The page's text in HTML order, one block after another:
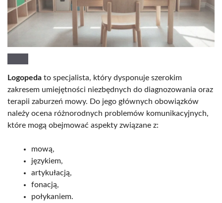
Logopeda to specjalista, który dysponuje szerokim
zakresem umiejętności niezbędnych do diagnozowania oraz
terapii zaburzeń mowy. Do jego głównych obowiązków
należy ocena różnorodnych problemów komunikacyjnych,
które mogą obejmować aspekty związane z:
mową,
językiem,
artykułacją,
fonacją,
połykaniem.